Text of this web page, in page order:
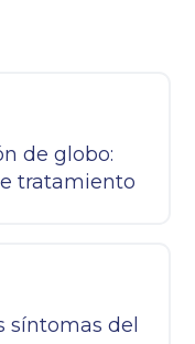
de globo:
tratamiento
síntomas del